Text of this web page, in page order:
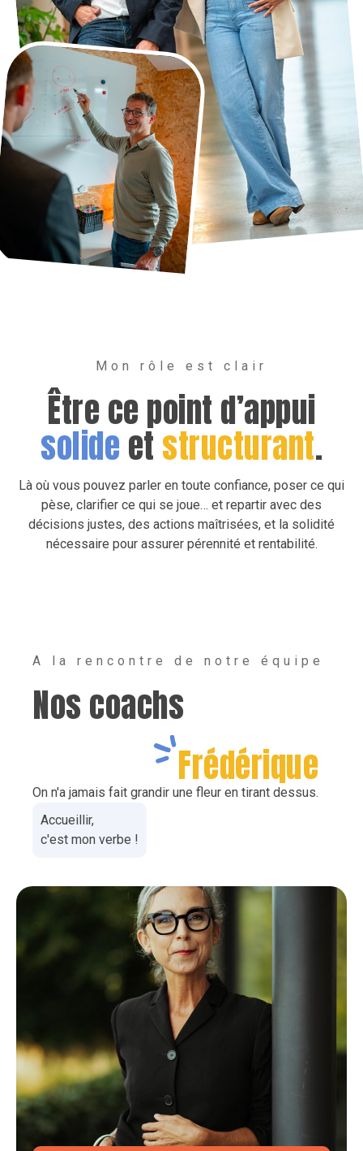
Mon rôle est clair
Être ce point d’appui
solide et structurant.
Là où vous pouvez parler en toute confiance, poser ce qui
pèse, clarifier ce qui se joue… et repartir avec des
décisions justes, des actions maîtrisées, et la solidité
nécessaire pour assurer pérennité et rentabilité.
A la rencontre de notre équipe
Nos coachs
Frédérique
On n'a jamais fait grandir une fleur en tirant dessus.
Accueillir,
c'est mon verbe !